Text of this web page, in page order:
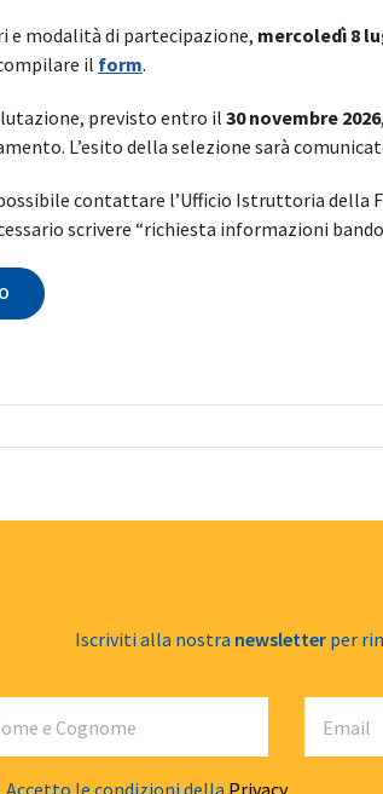
modalità di partecipazione, mercoledì 8
il form.
previsto entro il 30 novembre 2026
L’esito della selezione sarà
contattare l’Ufficio Istruttoria della
scrivere “richiesta informazioni bando
Iscriviti alla nostra newsletterper